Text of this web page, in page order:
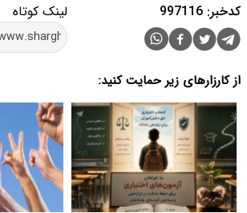
لینک کوتاه کدخبر: 997116
از کارزارهای زیر حمایت کنید: